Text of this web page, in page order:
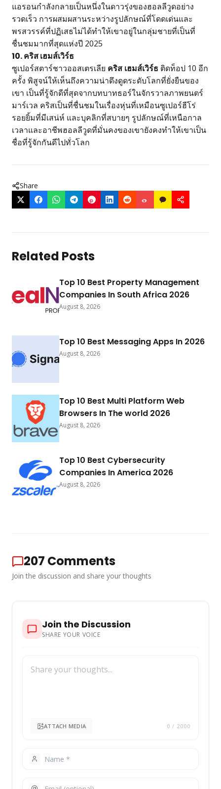
แอรอนกำลังกลายเป็นหนึ่งในดาวรุ่งของฮอลลีวูดอย่าง
รวดเร็ว การผสมผสานระหว่างรูปลักษณ์ที่โดดเด่นและ
พรสวรรค์ที่ปฏิเสธไม่ได้ทำให้เขาอยู่ในกลุ่มชายที่เป็นที่
ชื่นชมมากที่สุดแห่งปี 2025
10. คริส เฮมส์เวิร์ธ
ซูเปอร์สตาร์ชาวออสเตรเลีย คริส เฮมส์เวิร์ธ ติดท็อป 10 อีก
ครั้ง พิสูจน์ให้เห็นถึงความน่าดึงดูดระดับโลกที่ยั่งยืนของ
เขา เป็นที่รู้จักดีที่สุดจากบทบาทธอร์ในจักรวาลภาพยนตร์
มาร์เวล คริสเป็นที่ชื่นชมในเรื่องหุ่นที่เหมือนซูเปอร์ฮีโร่
รอยยิ้มที่มีเสน่ห์ และบุคลิกที่สบายๆ รูปลักษณ์ที่เหนือกาล
เวลาและอาชีพฮอลลีวูดที่มั่นคงของเขายังคงทำให้เขาเป็น
ชื่อที่รู้จักกันดีไปทั่วโลก
Share
Related Posts
Top 10 Best Property Management
Companies In South Africa 2026
August 8, 2026
Top 10 Best Messaging Apps In 2026
August 8, 2026
Top 10 Best Multi Platform Web
Browsers In The world 2026
August 8, 2026
Top 10 Best Cybersecurity
Companies In America 2026
August 8, 2026
207 Comments
Join the discussion and share your thoughts
Join the Discussion
SHARE YOUR VOICE
ATTACH MEDIA 0 / 2000